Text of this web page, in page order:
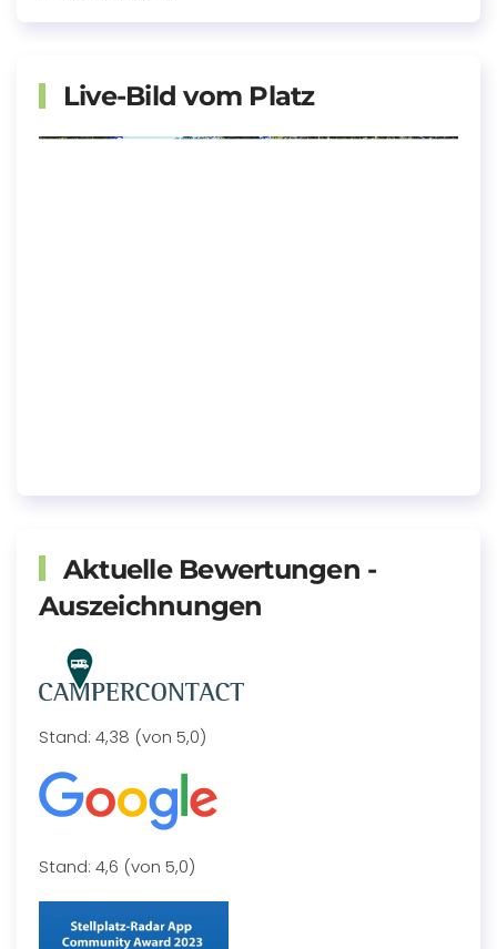
Live-Bild vom Platz
Aktuelle Bewertungen -
Auszeichnungen
Stand: 4,38 (von 5,0)
Stand: 4,6 (von 5,0)